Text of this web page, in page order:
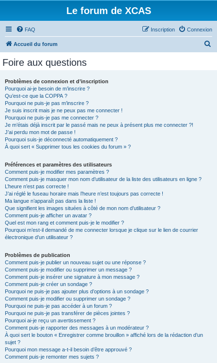
Le forum de XCAS
FAQ Connexion
Inscription
Accueil du forum
Foire aux questions
Problèmes de connexion et d’inscription
Pourquoi ai-je besoin de m’inscrire ?
Qu’est-ce que la COPPA ?
Pourquoi ne puis-je pas m’inscrire ?
Je suis inscrit mais je ne peux pas me connecter !
Pourquoi ne puis-je pas me connecter ?
Je m’étais déjà inscrit par le passé mais ne peux à présent plus me connecter ?!
J’ai perdu mon mot de passe !
Pourquoi suis-je déconnecté automatiquement ?
À quoi sert « Supprimer tous les cookies du forum » ?
Préférences et paramètres des utilisateurs
Comment puis-je modifier mes paramètres ?
Comment puis-je masquer mon nom d’utilisateur de la liste des utilisateurs en ligne ?
L’heure n’est pas correcte !
J’ai réglé le fuseau horaire mais l’heure n’est toujours pas correcte !
Ma langue n’apparaît pas dans la liste !
Que signifient les images situées à côté de mon nom d’utilisateur ?
Comment puis-je afficher un avatar ?
Quel est mon rang et comment puis-je le modifier ?
Pourquoi m’est-il demandé de me connecter lorsque je clique sur le lien de courrier
électronique d’un utilisateur ?
Problèmes de publication
Comment puis-je publier un nouveau sujet ou une réponse ?
Comment puis-je modifier ou supprimer un message ?
Comment puis-je insérer une signature à mon message ?
Comment puis-je créer un sondage ?
Pourquoi ne puis-je pas ajouter plus d’options à un sondage ?
Comment puis-je modifier ou supprimer un sondage ?
Pourquoi ne puis-je pas accéder à un forum ?
Pourquoi ne puis-je pas transférer de pièces jointes ?
Pourquoi ai-je reçu un avertissement ?
Comment puis-je rapporter des messages à un modérateur ?
À quoi sert le bouton « Enregistrer comme brouillon » affiché lors de la rédaction d’un
sujet ?
Pourquoi mon message a-t-il besoin d’être approuvé ?
Comment puis-je remonter mes sujets ?